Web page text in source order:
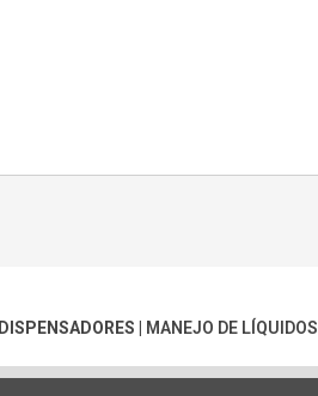
DISPENSADORES MANEJO DE LÍQUIDOS